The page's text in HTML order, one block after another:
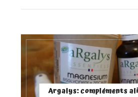
Argalys: compléments